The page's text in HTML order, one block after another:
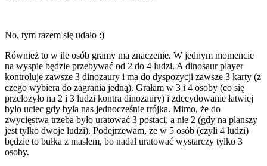
No, tym razem się udało :)
Również to w ile osób gramy ma znaczenie. W jednym momencie
na wyspie będzie przebywać od 2 do 4 ludzi. A dinosaur player
kontroluje zawsze 3 dinozaury i ma do dyspozycji zawsze 3 karty (z
czego wybiera do zagrania jedną). Grałam w 3 i 4 osoby (co się
przelożyło na 2 i 3 ludzi kontra dinozaury) i zdecydowanie łatwiej
było uciec gdy była nas jednocześnie trójka. Mimo, że do
zwycięstwa trzeba było uratować 3 postaci, a nie 2 (gdy na planszy
jest tylko dwoje ludzi). Podejrzewam, że w 5 osób (czyli 4 ludzi)
będzie to bułka z masłem, bo nadal uratować wystarczy tylko 3
osoby.